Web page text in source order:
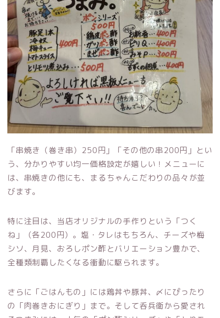
「串焼き（巻き串）250円」「その他の串200円」とい
う、分かりやすい均一価格設定が嬉しい！メニューに
は、串焼きの他にも、まるちゃんこだわりの品々が並
びます。
特に注目は、当店オリジナルの手作りという「つく
ね」（各200円）。塩・タレはもちろん、チーズや梅
シソ、月見、おろしポン酢とバリエーション豊かで、
全種類制覇したくなる衝動に駆られます。
さらに「ごはんもの」には鶏丼や豚丼、〆にぴったり
の「肉巻きおにぎり」まで。そして呑兵衛から愛され